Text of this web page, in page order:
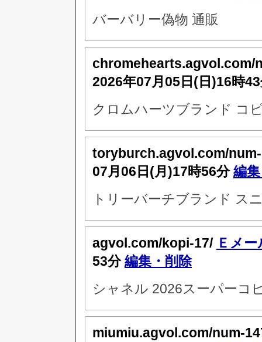
バーバリー偽物 通販
chromehearts.agvol.com/
2026年07月05日(日)16時
クロムハーツブランド コ
toryburch.agvol.com/
07月06日(月)17時56分編
トリーバーチブランド ス
agvol.com/kopi-17/ Ｅメー
53分編集・削除
シャネル 2026スーパーコ
miumiu.agvol.com/num-